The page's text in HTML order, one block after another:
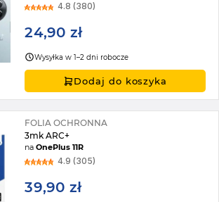
4.8 (380)
24,90 zł
Wysyłka w 1–2 dni robocze
Dodaj do koszyka
FOLIA OCHRONNA
3mk ARC+
naOnePlus 11R
4.9 (305)
39,90 zł